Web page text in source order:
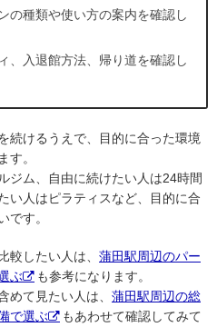
の種類や使い方の案内を確認し
、入退館方法、帰り道を確認し
続けるうえで、目的に合った環境
す。
ジム、自由に続けたい人は24時間
い人はピラティスなど、目的に合
です。
較したい人は、 蒲田駅周辺のパー
ぶ
も参考になります。
めて見たい人は、 蒲田駅周辺の総
で選ぶ
もあわせて確認してみて